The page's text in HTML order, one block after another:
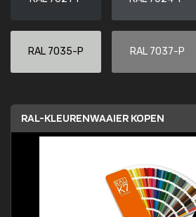
RAL 7035-P RAL 7037-P
RAL-KLEURENWAAIER KOPEN